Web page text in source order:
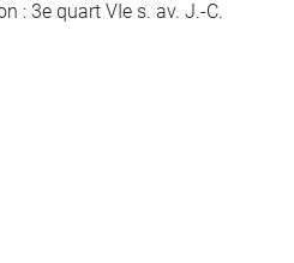
: 3e quart VIe s. av. J.-C.